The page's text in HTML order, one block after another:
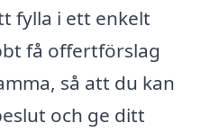
fylla i ett enkelt
få offertförslag
så att du kan
och ge ditt